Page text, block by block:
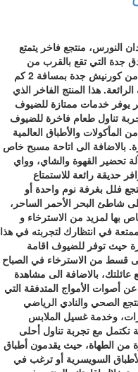
النورس، منتجع فاخر يتمتع
فنادق جدة التي تقع بالقرب من
الشاطئ. بالاضافة الى قرب منتجع موفينبيك من كورنيش جدة بمسافة 2 كم
الرائعة. هذا المنتج الفاخر الذي
يوفر خدمات ممتازة للضيوف
تناول طعام فاخرة للضيوف
والأطباق العالمية
بالاضافة الى اتاحة مسبح خاص
تحضير القهوة والشاي، وواي
حديقة رائعة للاستمتاع
فلل بغرفة نوم واحدة أو
شاطئ البحر الأحمر الساحر،
بها لمزيد من الاسترخاء و
في انتظارك لتجربته في هذا
حيث توفر للضيوف اقامة
قسط من الاسترخاء في الصباح
عائلتك، بالاضافة الى مشاهدة
أصوات الأمواج المتدفقة التي
الصحي والنادي الرياضي
وخدمة غسيل الملابس
تكتمل مع تجربة تناول أحلى
من الطهاة، حيث يقدمون أطباق
السويسرية أو ترغب في